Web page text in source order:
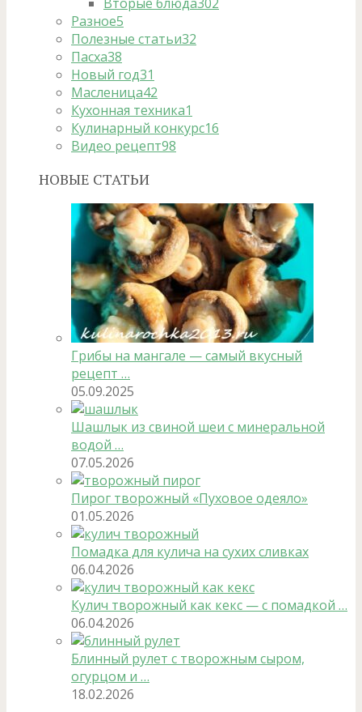
Разное5
Полезные статьи32
Пасха38
Новый год31
Масленица42
Кухонная техника1
Кулинарный конкурс16
Видео рецепт98
НОВЫЕ СТАТЬИ
Грибы на мангале — самый вкусный
рецепт …
05.09.2025
Шашлык из свиной шеи с минеральной
водой …
07.05.2026
Пирог творожный «Пуховое одеяло»
01.05.2026
Помадка для кулича на сухих сливках
06.04.2026
Кулич творожный как кекс — с помадкой …
06.04.2026
Блинный рулет с творожным сыром,
огурцом и …
18.02.2026